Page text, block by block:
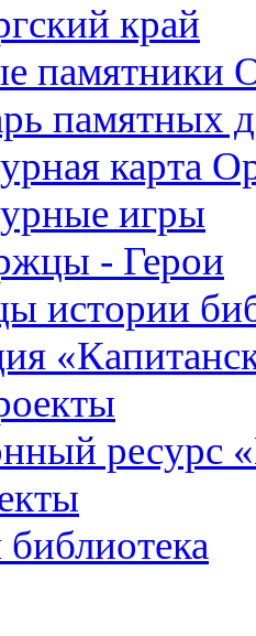
край
памятники
памятных
карта
игры
- Герои
истории
ресурс